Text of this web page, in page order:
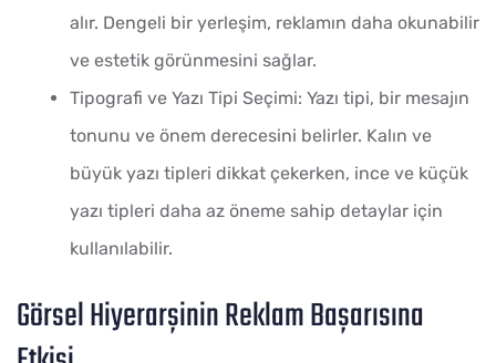
alır. Dengeli bir yerleşim, reklamın daha okunabilir
ve estetik görünmesini sağlar.
Tipografi ve Yazı Tipi Seçimi: Yazı tipi, bir mesajın
tonunu ve önem derecesini belirler. Kalın ve
büyük yazı tipleri dikkat çekerken, ince ve küçük
yazı tipleri daha az öneme sahip detaylar için
kullanılabilir.
Görsel Hiyerarşinin Reklam Başarısına